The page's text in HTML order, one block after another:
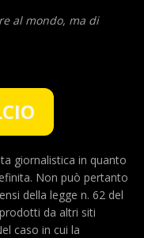
al mondo, ma di
giornalistica in quanto
Non può pertanto
della legge n. 62 del
da altri siti
caso in cui la